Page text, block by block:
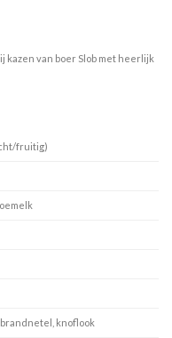
kazen van boer Slob met heerlijk
fruitig)
knoflook